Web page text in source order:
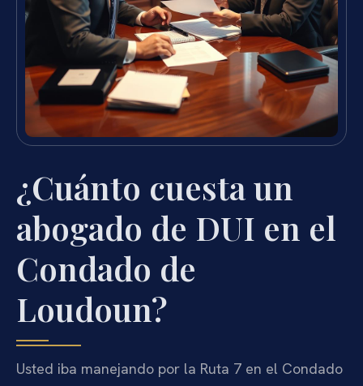
¿Cuánto cuesta un
abogado de DUI en el
Condado de
Loudoun?
Usted iba manejando por la Ruta 7 en el Condado